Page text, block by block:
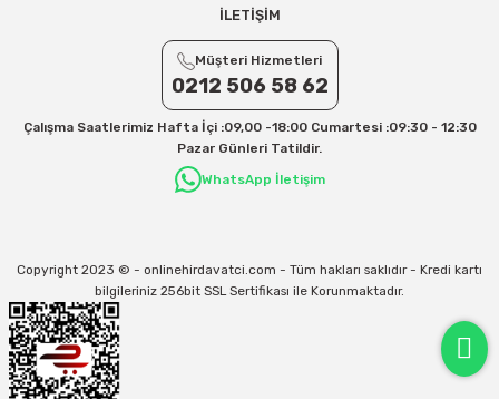
İLETİŞİM
Müşteri Hizmetleri
0212 506 58 62
Çalışma Saatlerimiz Hafta İçi :09,00 -18:00 Cumartesi :09:30 - 12:30
Pazar Günleri Tatildir.
WhatsApp İletişim
Copyright 2023 © - onlinehirdavatci.com - Tüm hakları saklıdır - Kredi kartı
bilgileriniz 256bit SSL Sertifikası ile Korunmaktadır.